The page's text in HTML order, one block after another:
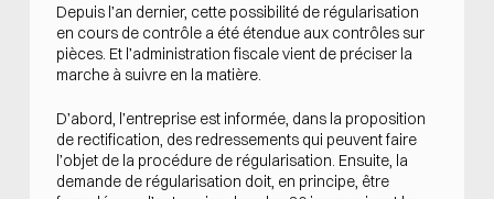
Depuis l’an dernier, cette possibilité de régularisation
en cours de contrôle a été étendue aux contrôles sur
pièces. Et l’administration fiscale vient de préciser la
marche à suivre en la matière.
D’abord, l’entreprise est informée, dans la proposition
de rectification, des redressements qui peuvent faire
l’objet de la procédure de régularisation. Ensuite, la
demande de régularisation doit, en principe, être